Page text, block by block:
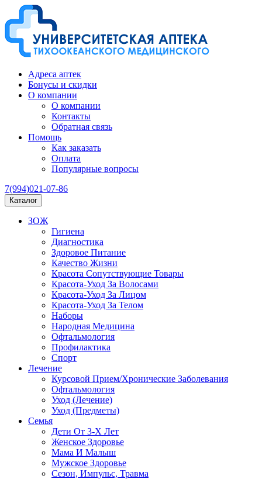
Адреса аптек
Бонусы и скидки
О компании
О компании
Контакты
Обратная связь
Помощь
Как заказать
Оплата
Популярные вопросы
7(994)021-07-86
Каталог
ЗОЖ
Гигиена
Диагностика
Здоровое Питание
Качество Жизни
Красота Сопутствующие Товары
Красота-Уход За Волосами
Красота-Уход За Лицом
Красота-Уход За Телом
Наборы
Народная Медицина
Офтальмология
Профилактика
Спорт
Лечение
Курсовой Прием/Хронические Заболевания
Офтальмология
Уход (Лечение)
Уход (Предметы)
Семья
Дети От 3-Х Лет
Женское Здоровье
Мама И Малыш
Мужское Здоровье
Сезон, Импульс, Травма